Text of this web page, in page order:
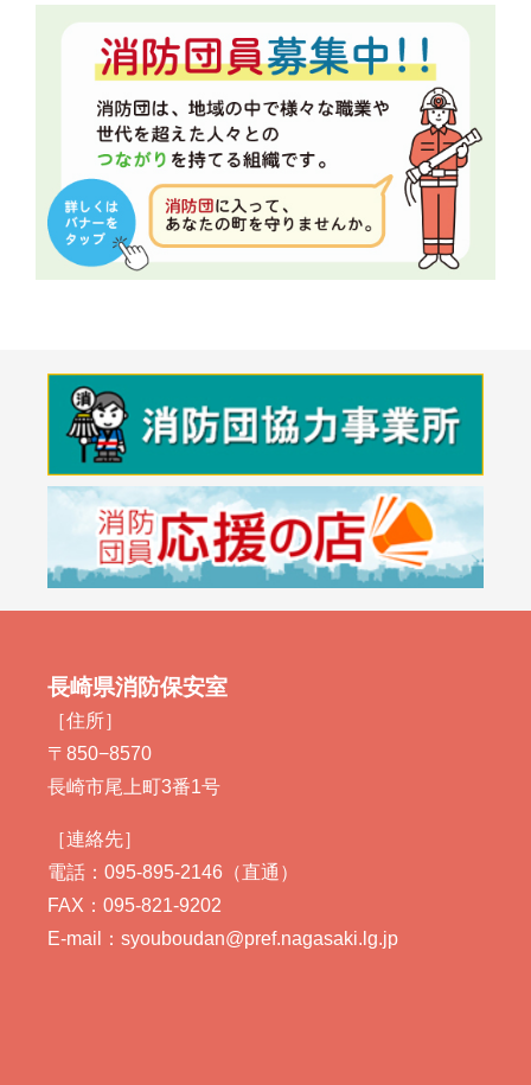
長崎県消防保安室
［住所］
〒850−8570
長崎市尾上町3番1号
［連絡先］
電話：095-895-2146（直通）
FAX：095-821-9202
E-mail：syouboudan@pref.nagasaki.lg.jp